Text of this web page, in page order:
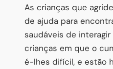
As crianças que
de ajuda para
saudáveis de
crianças em que o
é-lhes difícil, e estão